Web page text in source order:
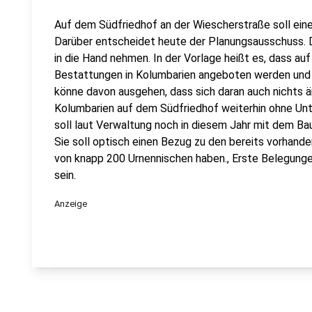
Auf dem Südfriedhof an der Wiescherstraße soll
Darüber entscheidet heute der
in die Hand nehmen. In der Vorlage heißt es, dass
Bestattungen in Kolumbarien angeboten werden
könne davon ausgehen, dass sich daran auch
Kolumbarien auf dem Südfriedhof weiterhin ohne
soll laut Verwaltung noch in diesem Jahr mit dem
Sie soll optisch einen Bezug zu den bereits
von knapp 200 Urnennischen haben., Erste
sein.
Anzeige